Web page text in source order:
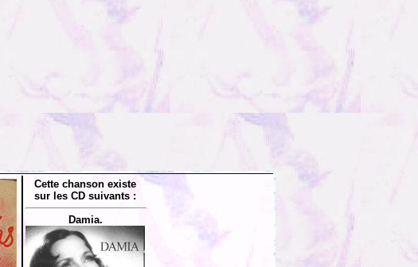
Cette chanson existe
sur les CD suivants :
Damia.